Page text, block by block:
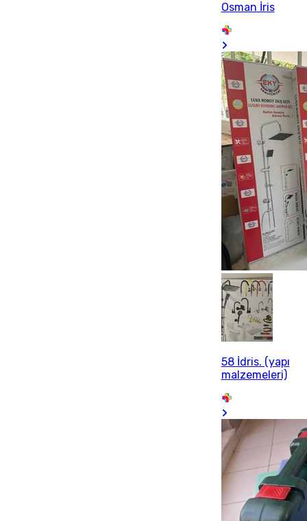
Osman İris
58 İdris. (yapı
malzemeleri)